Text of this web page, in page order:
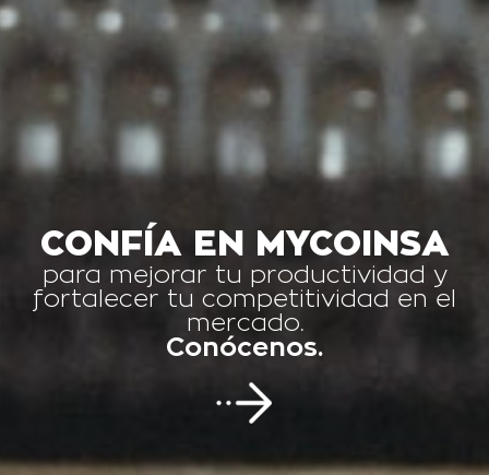
CONFÍA EN MYCOINSA
para mejorar tu productividad y
fortalecer tu competitividad en el
mercado.
Conócenos.